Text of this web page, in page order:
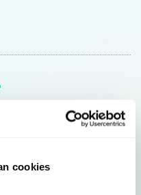
cookies
acties en tips